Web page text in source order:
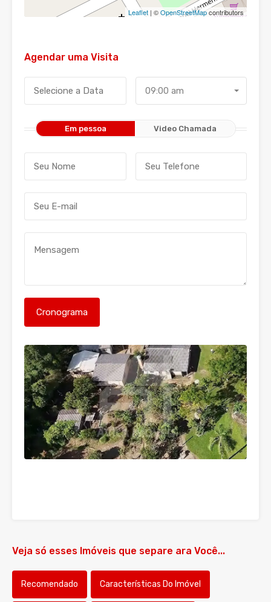
Leaflet | ©OpenStreetMapcontributors
Agendar uma Visita
09:00 am
Em pessoa Video Chamada
Veja só esses Imóveis que separe ara Você...
Recomendado Características Do Imóvel